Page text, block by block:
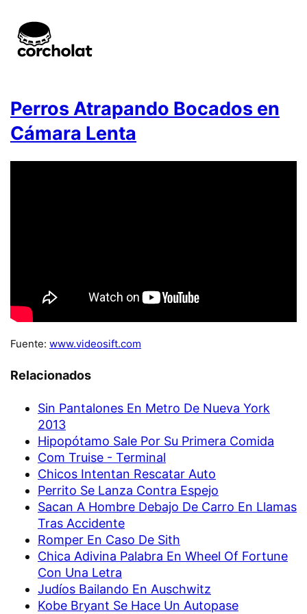
Perros Atrapando Bocados en
Cámara Lenta
Fuente: www.videosift.com
Relacionados
Sin Pantalones En Metro De Nueva York
2013
Hipopótamo Sale Por Su Primera Comida
Com Truise - Terminal
Chicos Intentan Rescatar Auto
Perrito Se Lanza Contra Espejo
Sacan A Hombre Debajo De Carro En Llamas
Tras Accidente
Romper En Caso De Sith
Chica Adivina Palabra En Wheel Of Fortune
Con Una Letra
Judíos Bailando En Auschwitz
Kobe Bryant Se Hace Un Autopase